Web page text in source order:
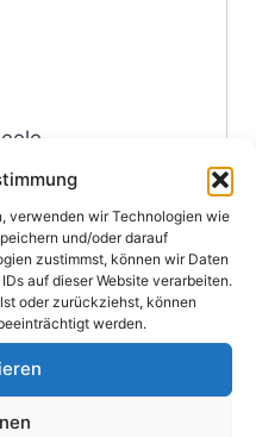
verwenden wir Technologien wie
und/oder darauf
zustimmst, können wir Daten
auf dieser Website verarbeiten.
oder zurückziehst, können
werden.
das Produkt
und damit in
Foto abweichen
individuelle